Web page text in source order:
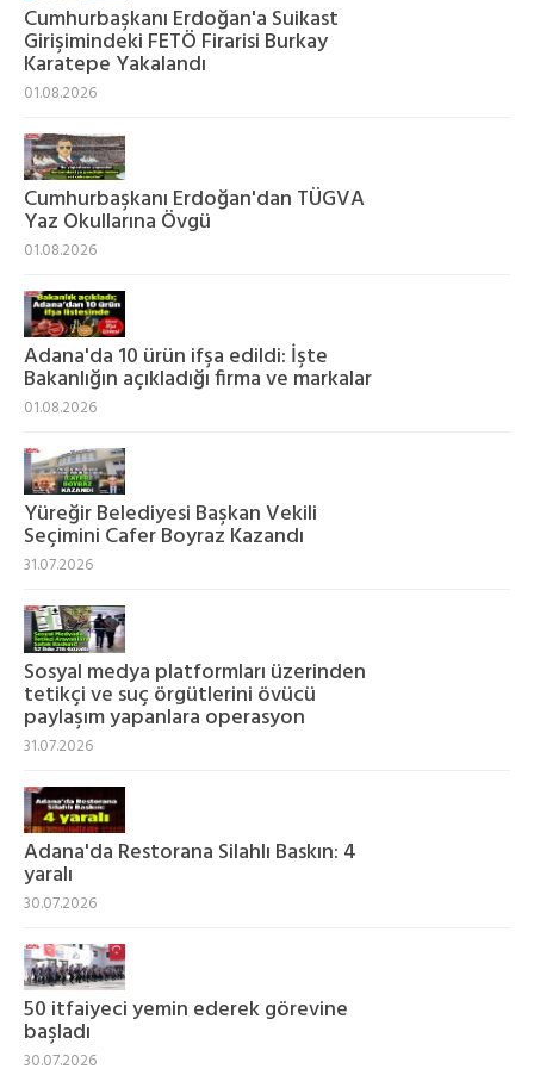
Cumhurbaşkanı Erdoğan'a Suikast
Girişimindeki FETÖ Firarisi Burkay
Karatepe Yakalandı
01.08.2026
Cumhurbaşkanı Erdoğan'dan TÜGVA
Yaz Okullarına Övgü
01.08.2026
Adana'da 10 ürün ifşa edildi: İşte
Bakanlığın açıkladığı firma ve markalar
01.08.2026
Yüreğir Belediyesi Başkan Vekili
Seçimini Cafer Boyraz Kazandı
31.07.2026
Sosyal medya platformları üzerinden
tetikçi ve suç örgütlerini övücü
paylaşım yapanlara operasyon
31.07.2026
Adana'da Restorana Silahlı Baskın: 4
yaralı
30.07.2026
50 itfaiyeci yemin ederek görevine
başladı
30.07.2026